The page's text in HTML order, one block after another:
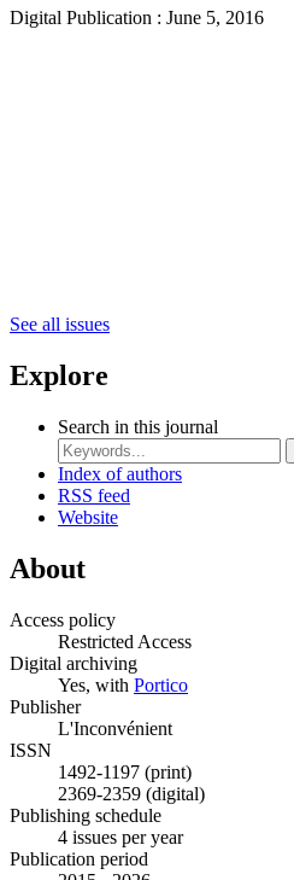
Digital Publication : June 5, 2016
See all issues
Explore
Search in this journal
Index of authors
RSS feed
Website
About
Access policy
Restricted Access
Digital archiving
Yes, with Portico
Publisher
L'Inconvénient
ISSN
1492-1197 (print)
2369-2359 (digital)
Publishing schedule
4 issues per year
Publication period